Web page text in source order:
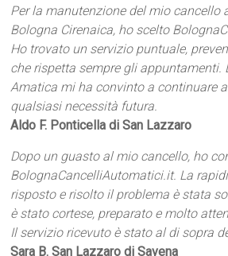
Per la manutenzione del mio cancello
Bologna Cirenaica, ho scelto
Ho trovato un servizio puntuale,
che rispetta sempre gli appuntamenti.
Amatica mi ha convinto a continuare
qualsiasi necessità futura.
Aldo F. Ponticella di San Lazzaro
Dopo un guasto al mio cancello, ho
BolognaCancelliAutomatici.it. La
risposto e risolto il problema è stata
è stato cortese, preparato e molto
Il servizio ricevuto è stato al di sopra
Sara B. San Lazzaro di Savena